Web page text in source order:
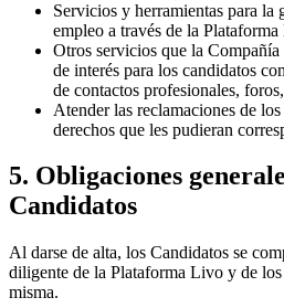
Servicios y herramientas para la
empleo a través de la
Otros servicios que la
de interés para los candidatos
de contactos profesionales,
Atender las reclamaciones de
derechos que les pudieran
5. Obligaciones
Candidatos
Al darse de alta, los Candidatos se
diligente de la Plataforma Livo y de los
misma.